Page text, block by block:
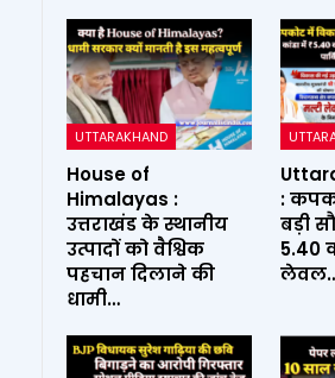
UTTARAKHAND
House of
Himalayas :
उत्तराखंड के स्थानीय
उत्पादों को वैश्विक
पहचान दिलाने की
धामी…
:
बड़ी
₹5.40